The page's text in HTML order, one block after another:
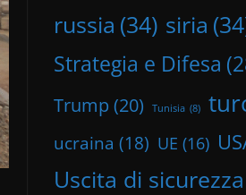
russia (34) siria
Strategia e Difesa
Trump (20) Tunisia (8)
ucraina (18) UE (16)
Uscita di sicurezza